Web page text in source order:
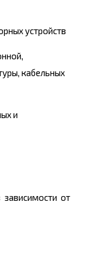
устройств
кабельных
и
зависимости от